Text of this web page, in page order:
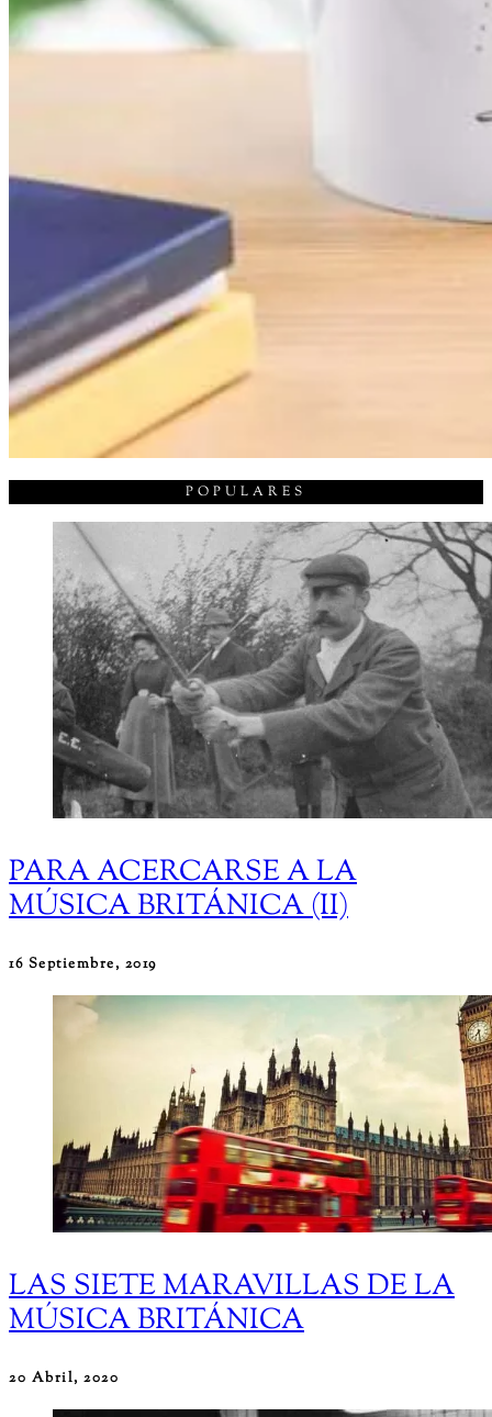
POPULARES
PARA ACERCARSE A LA
MÚSICA BRITÁNICA (II)
16 Septiembre, 2019
LAS SIETE MARAVILLAS DE LA
MÚSICA BRITÁNICA
20 Abril, 2020